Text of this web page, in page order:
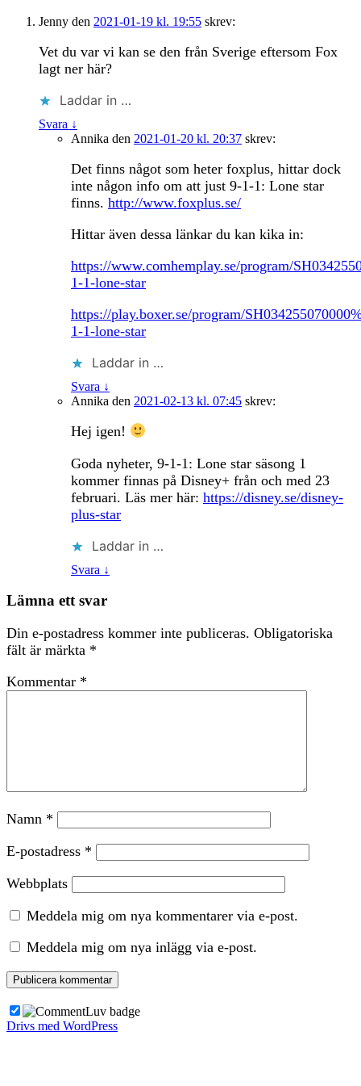
Jenny den 2021-01-19 kl. 19:55 skrev:
Vet du var vi kan se den från Sverige eftersom Fox
lagt ner här?
Laddar in …
Svara ↓
Annika den 2021-01-20 kl. 20:37 skrev:
Det finns något som heter foxplus, hittar dock
inte någon info om att just 9-1-1: Lone star
finns. http://www.foxplus.se/
Hittar även dessa länkar du kan kika in:
https://www.comhemplay.se/program/
1-1-lone-star
https://play.boxer.se/program/
1-1-lone-star
Laddar in …
Svara ↓
Annika den 2021-02-13 kl. 07:45 skrev:
Hej igen!
Goda nyheter, 9-1-1: Lone star säsong 1
kommer finnas på Disney+ från och med 23
februari. Läs mer här: https://disney.se/disney-
plus-star
Laddar in …
Svara ↓
Lämna ett svar
Din e-postadress kommer inte publiceras. Obligatoriska
fält är märkta *
Kommentar *
Namn *
E-postadress *
Webbplats
Meddela mig om nya kommentarer via e-post.
Meddela mig om nya inlägg via e-post.
Drivs med WordPress